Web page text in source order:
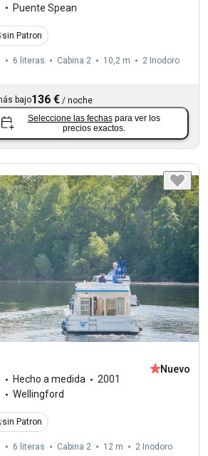
Puente Spean
sin Patron
6 literas Cabina 2 10,2 m 2 Inodoro
bajo136 € /noche
Seleccione las fechas para ver los
precios exactos.
Hecho a medida
2001
Wellingford
Nuevo
sin Patron
6 literas Cabina 2 12 m 2 Inodoro